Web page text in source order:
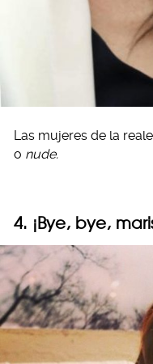
Las mujeres de la
o nude.
4. ¡Bye, bye,